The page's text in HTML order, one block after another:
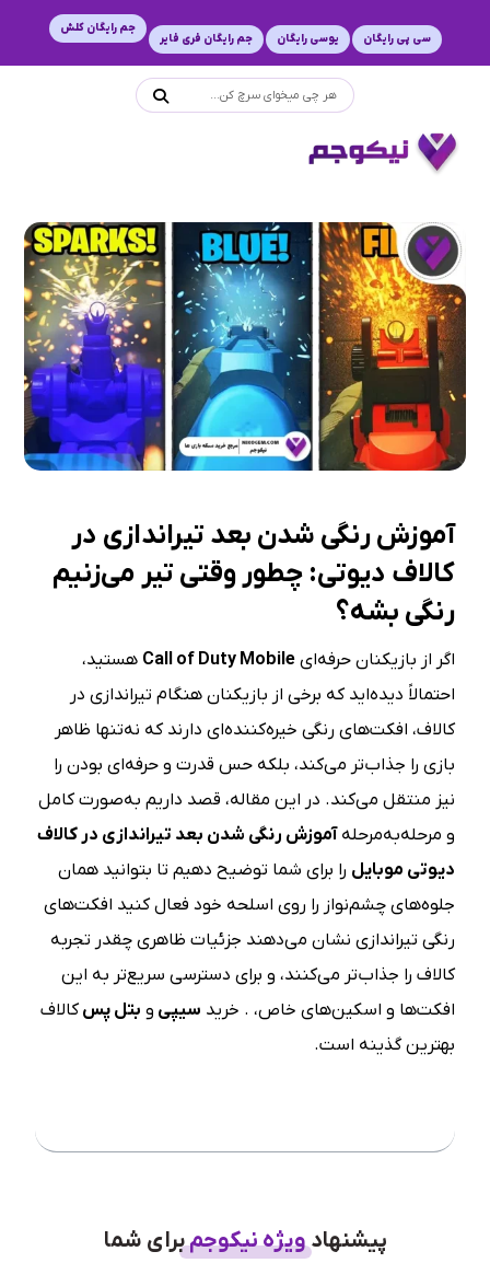
سی پی رایگان یوسی رایگان جم رایگان فری فایر
جم رایگان کلش
آموزش رنگی شدن بعد تیراندازی در
کالاف دیوتی: چطور وقتی تیر می‌زنیم
رنگی بشه؟
اگر از بازیکنان حرفه‌ایCall of Duty Mobile هستید،
احتمالاً دیده‌اید که برخی از بازیکنان هنگام تیراندازی در
کالاف، افکت‌های رنگی خیره‌کننده‌ای دارند که نه‌تنها ظاهر
بازی را جذاب‌تر می‌کند، بلکه حس قدرت و حرفه‌ای بودن را
نیز منتقل می‌کند. در این مقاله، قصد داریم به‌صورت کامل
و مرحله‌به‌مرحلهآموزش رنگی شدن بعد تیراندازی در کالاف
دیوتی موبایل را برای شما توضیح دهیم تا بتوانید همان
جلوه‌های چشم‌نواز را روی اسلحه خود فعال کنید افکت‌های
رنگی تیراندازی نشان می‌دهند جزئیات ظاهری چقدر تجربه
کالاف را جذاب‌تر می‌کنند، و برای دسترسی سریع‌تر به این
افکت‌ها و اسکین‌های خاص، . خرید سیپی و بتل پسکالاف
بهترین گذینه است.
پیشنهادویژه نیکوجمبرای شما